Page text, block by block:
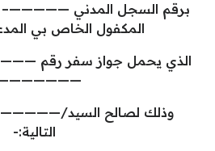
برقم السجل المدني —————–
المكفول الخاص بي
الذي يحمل جواز سفر رقم
وذلك لصالح السيد/
التالية:-